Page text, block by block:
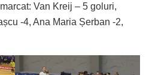
Van Kreij – 5 goluri,
-4, Ana Maria Șerban -2,